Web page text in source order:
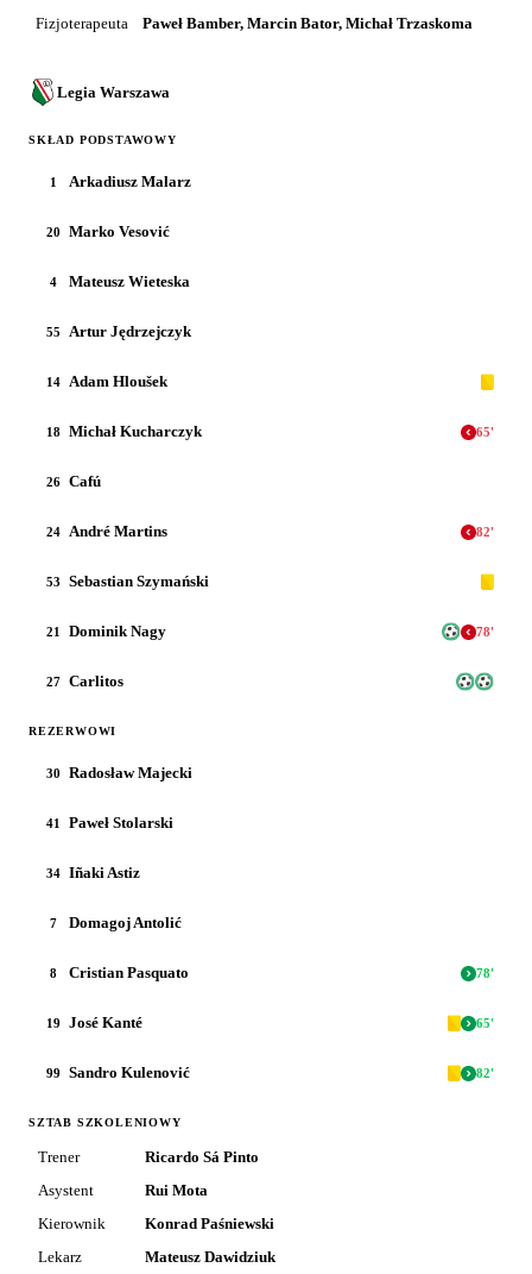
Fizjoterapeuta
Paweł Bamber, Marcin Bator, Michał Trzaskoma
Legia Warszawa
SKŁAD PODSTAWOWY
1 Arkadiusz Malarz
20 Marko Vesović
4 Mateusz Wieteska
55 Artur Jędrzejczyk
14 Adam Hloušek
18 Michał Kucharczyk 65'
26 Cafú
24 André Martins 82'
53 Sebastian Szymański
21 Dominik Nagy 78'
27 Carlitos
REZERWOWI
30 Radosław Majecki
41 Paweł Stolarski
34 Iñaki Astiz
7 Domagoj Antolić
8 Cristian Pasquato 78'
19 José Kanté 65'
99 Sandro Kulenović 82'
SZTAB SZKOLENIOWY
Trener
Ricardo Sá Pinto
Asystent
Rui Mota
Kierownik
Konrad Paśniewski
Lekarz
Mateusz Dawidziuk